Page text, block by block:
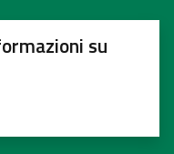
su